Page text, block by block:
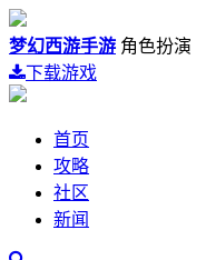
梦幻西游手游 角色扮演
下载游戏
首页
攻略
社区
新闻